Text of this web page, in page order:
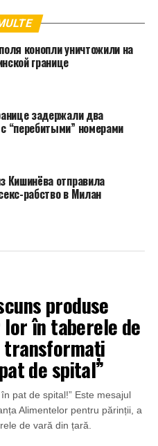
конопли уничтожили на
границе
задержали два
“перебитыми” номерами
Кишинёва отправила
рабство в Милан
produse
în taberele de
transformați
de spital”
pat de spital!” Este mesajul
Alimentelor pentru părinții, a
de vară din țară.